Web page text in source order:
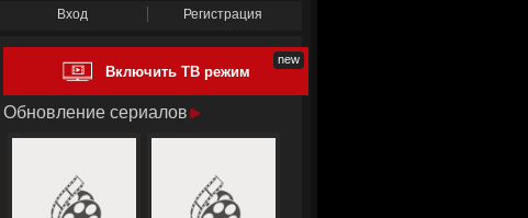
Вход Регистрация
Включить ТВ режим
Обновление сериалов